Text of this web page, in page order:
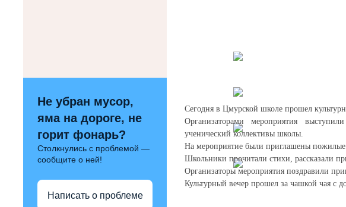
Не убран мусор,
яма на дороге, не
горит фонарь?
Столкнулись с проблемой —
сообщите о ней!
Написать о проблеме
Сегодня в Цмурской школе прошел
Организаторами мероприятия
ученический коллективы школы.
На мероприятие были приглашены пожилые
Школьники прочитали стихи, рассказали
Организаторы мероприятия поздравили
Культурный вечер прошел за чашкой чая с